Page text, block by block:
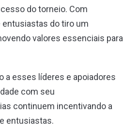
do torneio. Com
entusiastas do tiro um
valores essenciais para
a esses líderes e apoiadores
com seu
continuem incentivando a
entusiastas.